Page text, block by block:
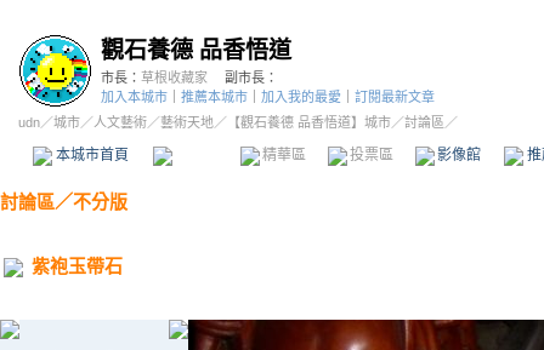
觀石養德 品香悟道
市長： 草根收藏家
副市長：
加入本城市
推薦本城市 加入我的最愛
訂閱最新文章
udn／城市／人文藝術／藝術天地／ 【觀石養德 品香悟道】城市／討論區／
本城市首頁 精華區 投票區 影像館
討論區／不分版
紫袍玉帶石